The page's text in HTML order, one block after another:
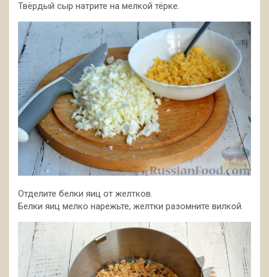
Твёрдый сыр натрите на мелкой тёрке.
Отделите белки яиц от желтков.
Белки яиц мелко нарежьте, желтки разомните вилкой.